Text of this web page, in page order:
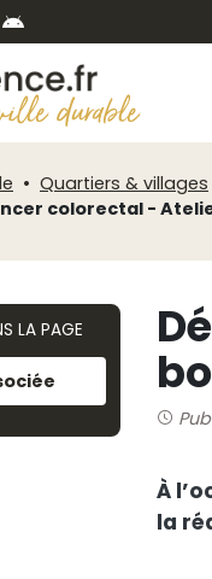
Quartiers & villages
colorectal -
LA PAGE
À
la